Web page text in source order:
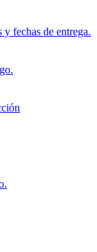
fechas de entrega.